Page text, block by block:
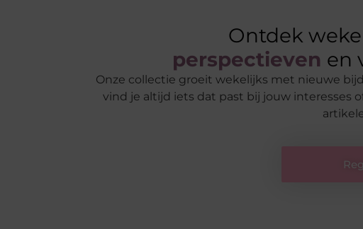
Ontdek
perspectieven en
Onze collectie groeit wekelijks met nieuwe
vind je altijd iets dat past bij jouw interesses